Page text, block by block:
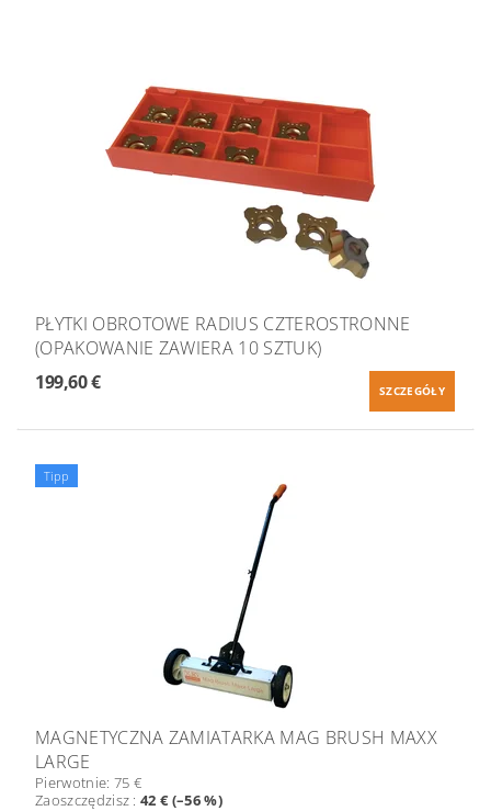
PŁYTKI OBROTOWE RADIUS CZTEROSTRONNE
(OPAKOWANIE ZAWIERA 10 SZTUK)
199,60 €
SZCZEGÓŁY
Tipp
MAGNETYCZNA ZAMIATARKA MAG BRUSH MAXX
LARGE
Pierwotnie: 75 €
Zaoszczędzisz :42 € (–56 %)